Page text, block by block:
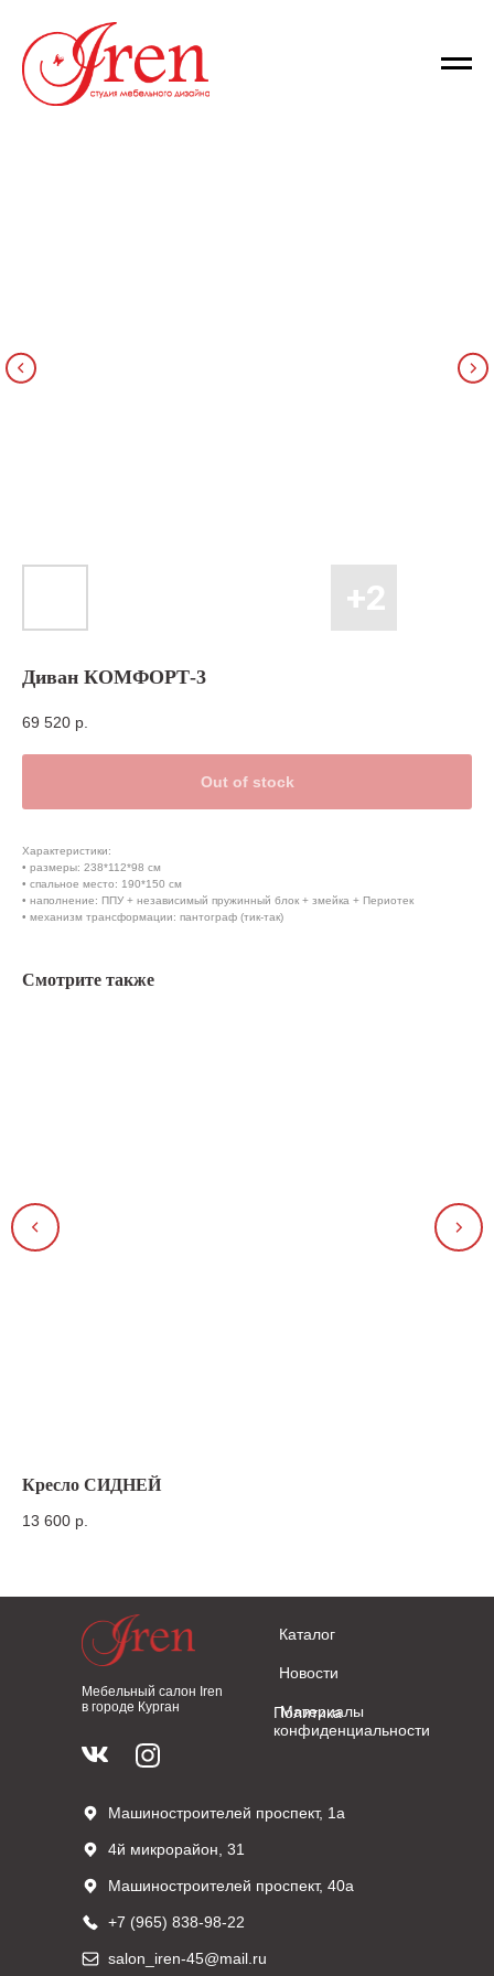
Диван КОМФОРТ-3
69 520 р.
Out of stock
Характеристики:
• размеры: 238*112*98 см
• спальное место: 190*150 см
• наполнение: ППУ + независимый пружинный блок + змейка + Периотек
• механизм трансформации: пантограф (тик-так)
Смотрите также
Кресло СИДНЕЙ
13 600 р.
Машиностроителей проспект, 1а
4й микрорайон, 31
Машиностроителей проспект, 40а
+7 (965) 838-98-22
salon_iren-45@mail.ru
Каталог
Новости
Политика
конфиденциальности
Материалы
Мебельный салон Iren
в городе Курган